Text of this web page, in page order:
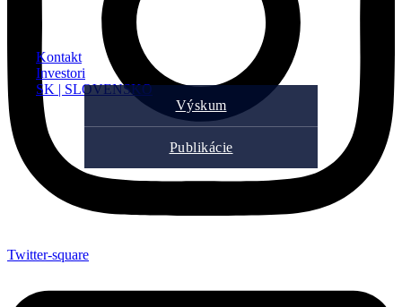
Výskum
Publikácie
Kontakt
Investori
SK | SLOVENSKO
Twitter-square